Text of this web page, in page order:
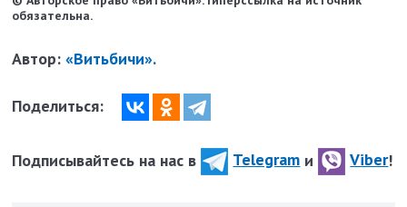
обязательна.
Автор:«Витьбичи».
Поделиться:
Подписывайтесь на нас в Telegram и Viber!